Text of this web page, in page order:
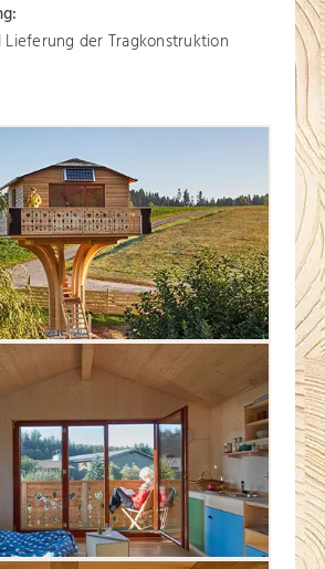
der Tragkonstruktion